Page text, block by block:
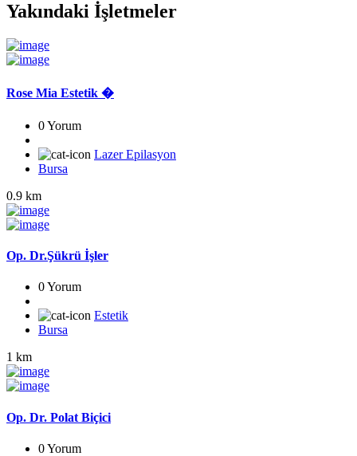
Yakındaki İşletmeler
Rose Mia Estetik �
0 Yorum
Lazer Epilasyon
Bursa
0.9 km
Op. Dr.Şükrü İşler
0 Yorum
Estetik
Bursa
1 km
Op. Dr. Polat Biçici
0 Yorum